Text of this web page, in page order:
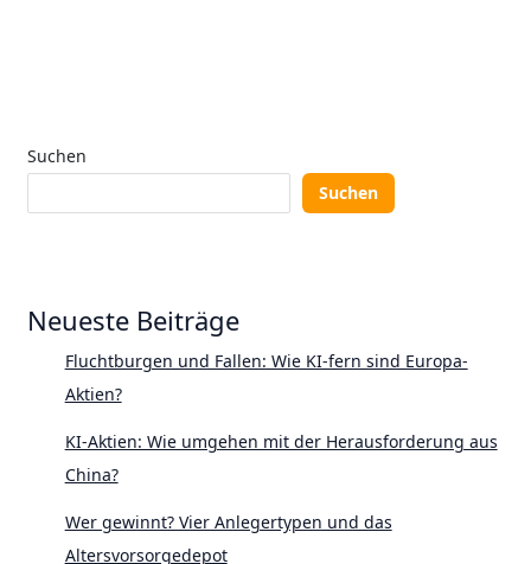
Suchen
Suchen
Neueste Beiträge
Fluchtburgen und Fallen: Wie KI-fern sind Europa-
Aktien?
KI-Aktien: Wie umgehen mit der Herausforderung aus
China?
Wer gewinnt? Vier Anlegertypen und das
Altersvorsorgedepot